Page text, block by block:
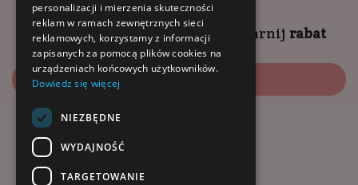
Zapisz się naNEWSLETTER zgarnij rabat
Zapisz się
personalizacji i mierzenia skuteczności
reklam w ramach zewnętrznych sieci
reklamowych, korzystamy z informacji
zapisanych za pomocą plików cookies na
urządzeniach końcowych użytkowników.
Dowiedz się więcej
NIEZBĘDNE
WYDAJNOŚĆ
TARGETOWANIE